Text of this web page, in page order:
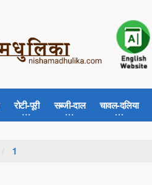
रोटी-पूरी सब्जी-दाल चावल-दलिया
1